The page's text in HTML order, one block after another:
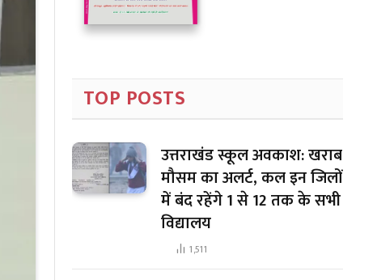
TOP POSTS
उत्तराखंड स्कूल अवकाश: खराब
मौसम का अलर्ट, कल इन जिलों
में बंद रहेंगे 1 से 12 तक के सभी
विद्यालय
1,511